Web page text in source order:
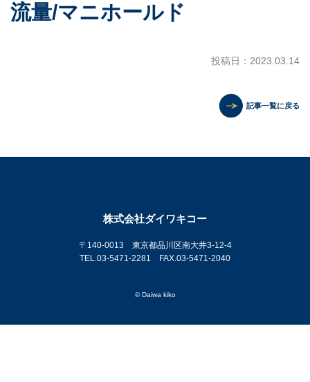
流量/マニホールド
投稿日：2023.03.14
記事一覧に戻る
株式会社ダイワキコー
〒140-0013 東京都品川区南大井3-12-4
TEL.03-5471-2281 FAX.03-5471-2040
© Daiwa kiko